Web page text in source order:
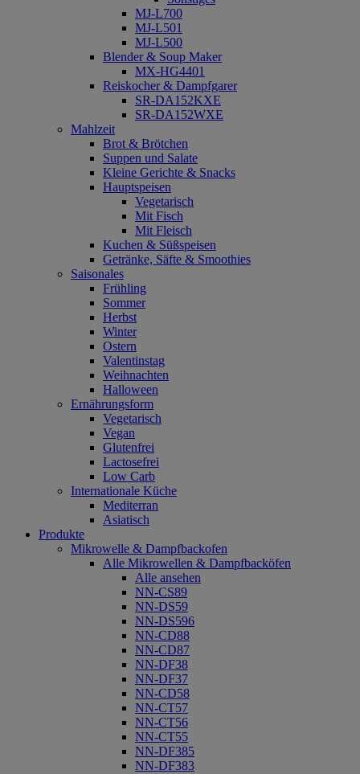
MJ-L700
MJ-L501
MJ-L500
Blender & Soup Maker
MX-HG4401
Reiskocher & Dampfgarer
SR-DA152KXE
SR-DA152WXE
Mahlzeit
Brot & Brötchen
Suppen und Salate
Kleine Gerichte & Snacks
Hauptspeisen
Vegetarisch
Mit Fisch
Mit Fleisch
Kuchen & Süßspeisen
Getränke, Säfte & Smoothies
Saisonales
Frühling
Sommer
Herbst
Winter
Ostern
Valentinstag
Weihnachten
Halloween
Ernährungsform
Vegetarisch
Vegan
Glutenfrei
Lactosefrei
Low Carb
Internationale Küche
Mediterran
Asiatisch
Produkte
Mikrowelle & Dampfbackofen
Alle Mikrowellen & Dampfbacköfen
Alle ansehen
NN-CS89
NN-DS59
NN-DS596
NN-CD88
NN-CD87
NN-DF38
NN-DF37
NN-CD58
NN-CT57
NN-CT56
NN-CT55
NN-DF385
NN-DF383